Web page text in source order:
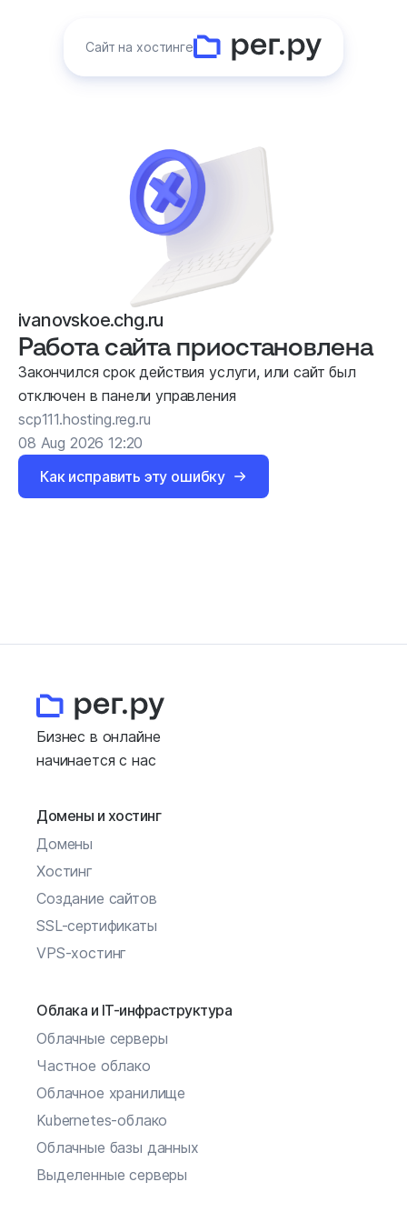
Сайт на хостинге
ivanovskoe.chg.ru
Работа сайта приостановлена
Закончился срок действия услуги, или сайт был
отключен в панели управления
scp111.hosting.reg.ru
08 Aug 2026 12:20
Как исправить эту ошибку
Бизнес в онлайне
начинается с нас
Домены и хостинг
Домены
Хостинг
Создание сайтов
SSL-сертификаты
VPS-хостинг
Облака и IT-инфраструктура
Облачные серверы
Частное облако
Облачное хранилище
Kubernetes-облако
Облачные базы данных
Выделенные серверы